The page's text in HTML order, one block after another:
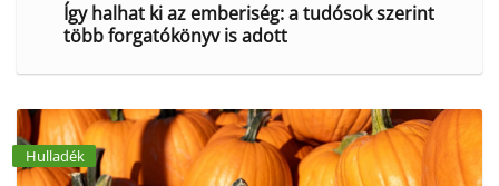
Így halhat ki az emberiség: a tudósok szerint
több forgatókönyv is adott
Hulladék